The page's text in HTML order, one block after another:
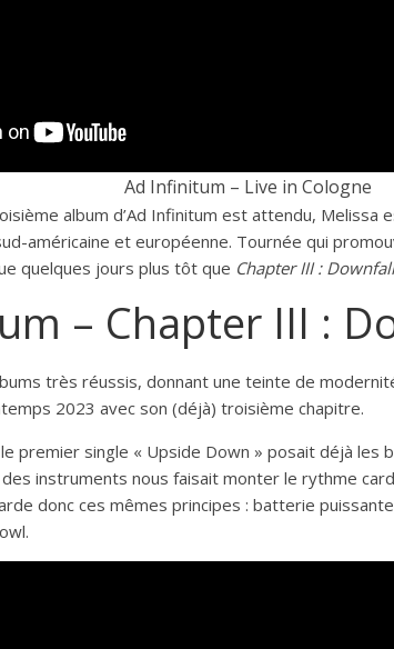
Ad Infinitum – Live in Cologne
album d’Ad Infinitum est attendu, Melissa
américaine et européenne. Tournée qui
quelques jours plus tôt que Chapter III : Downfall
– Chapter III :
très réussis, donnant une teinte de
2023 avec son (déjà) troisième chapitre.
premier single « Upside Down » posait déjà les
instruments nous faisait monter le rythme
donc ces mêmes principes : batterie